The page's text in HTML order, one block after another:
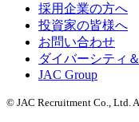
採用企業の方へ
投資家の皆様へ
お問い合わせ
ダイバーシティ
JAC Group
© JAC Recruitment Co., Ltd.